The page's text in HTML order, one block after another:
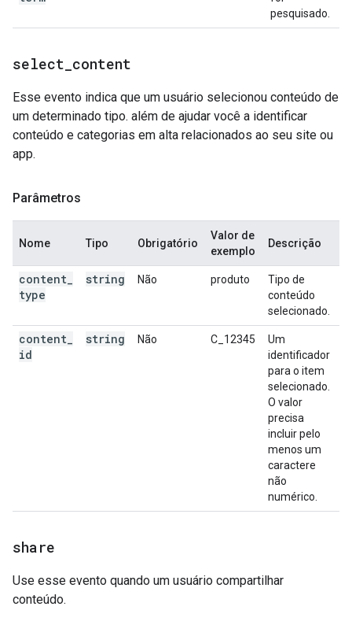
pesquisado.
select content
Esse evento indica que um usuário selecionou conteúdo de
um determinado tipo. além de ajudar você a identificar
conteúdo e categorias em alta relacionados ao seu site ou
app.
Parâmetros
Nome Tipo Obrigatório
Valor de
exemplo
Descrição
content
type
string Não produto
Tipo de
conteúdo
selecionado.
content
id
string Não C_12345
Um
identificador
para o item
selecionado.
O valor
precisa
incluir pelo
menos um
caractere
não
numérico.
share
Use esse evento quando um usuário compartilhar
conteúdo.